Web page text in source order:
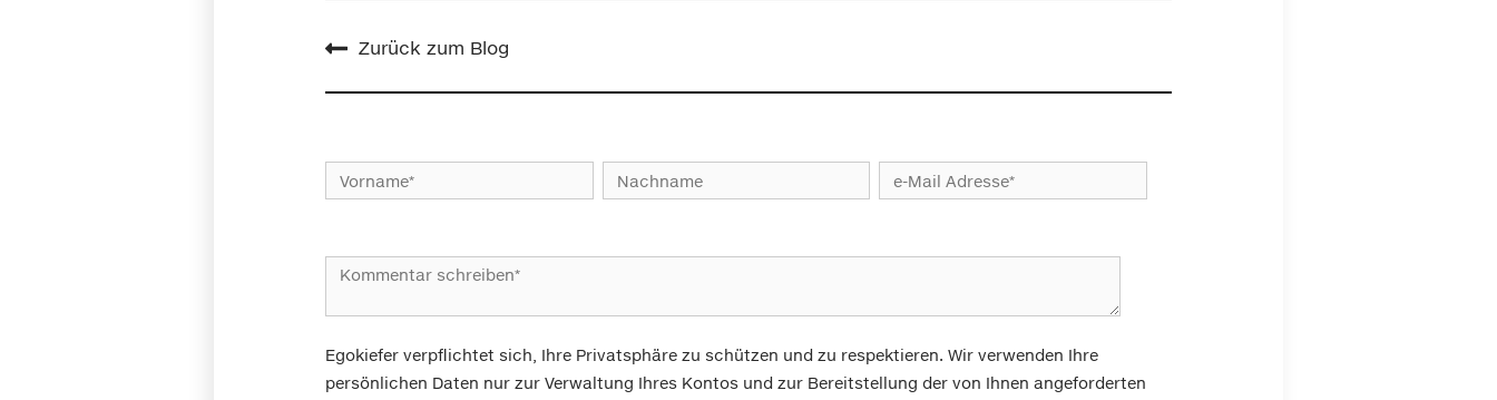
Zurück zum Blog
Egokiefer verpflichtet sich, Ihre Privatsphäre zu schützen und zu respektieren. Wir verwenden Ihre
persönlichen Daten nur zur Verwaltung Ihres Kontos und zur Bereitstellung der von Ihnen angeforderten